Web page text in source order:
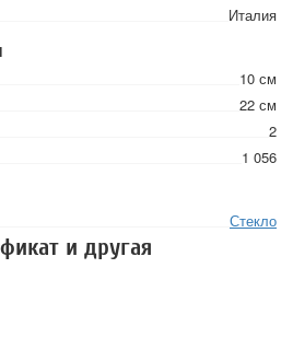
Италия
10 см
22 см
2
1 056
Стекло
и другая